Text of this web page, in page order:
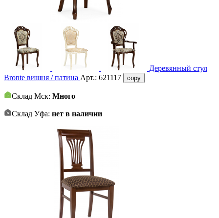
Деревянный стул
Bronte вишня / патина Арт.: 621117 copy
Склад Мск: Много
Склад Уфа: нет в наличии